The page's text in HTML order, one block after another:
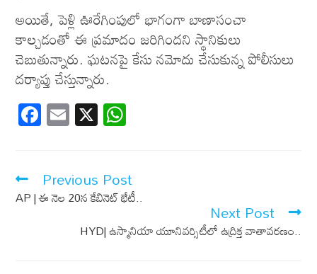
అయితే, పెళ్లి ఊరేగింపులో భాగంగా బాణాసంచా
కాల్చడంతో ఈ ప్రమాదం జరిగిందని స్థానికులు
చెబుతున్నారు. ఘ‌ట‌న‌పై కేసు న‌మోదు చేసుకున్న పోలీసులు
ద‌ర్యాప్తు చేస్తున్నారు.
F
ac
b
o
E
m
X
s
A
p
p
Previous Post
AP | ఈ నెల 20న కేబినెట్ భేటీ..
Next Post
HYD| ఉస్మానియా యూనివర్సిటీలో ఉద్రిక్త వాతావరణం..